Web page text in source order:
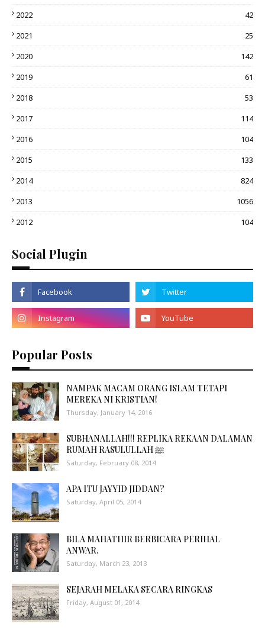
2022
42
2021
25
2020
142
2019
61
2018
53
2017
114
2016
104
2015
133
2014
824
2013
1056
2012
104
Social Plugin
Popular Posts
NAMPAK MACAM ORANG ISLAM TETAPI
MEREKA NI KRISTIAN!
Thursday, January 14, 2016
SUBHANALLAH!!! REPLIKA REKAAN DALAMAN
RUMAH RASULULLAH ﷺ
Saturday, February 08, 2014
APA ITU JAYYID JIDDAN?
Saturday, April 05, 2014
BILA MAHATHIR BERBICARA PERIHAL
ANWAR.
Saturday, March 23, 2013
SEJARAH MELAKA SECARA RINGKAS
Friday, August 01, 2014